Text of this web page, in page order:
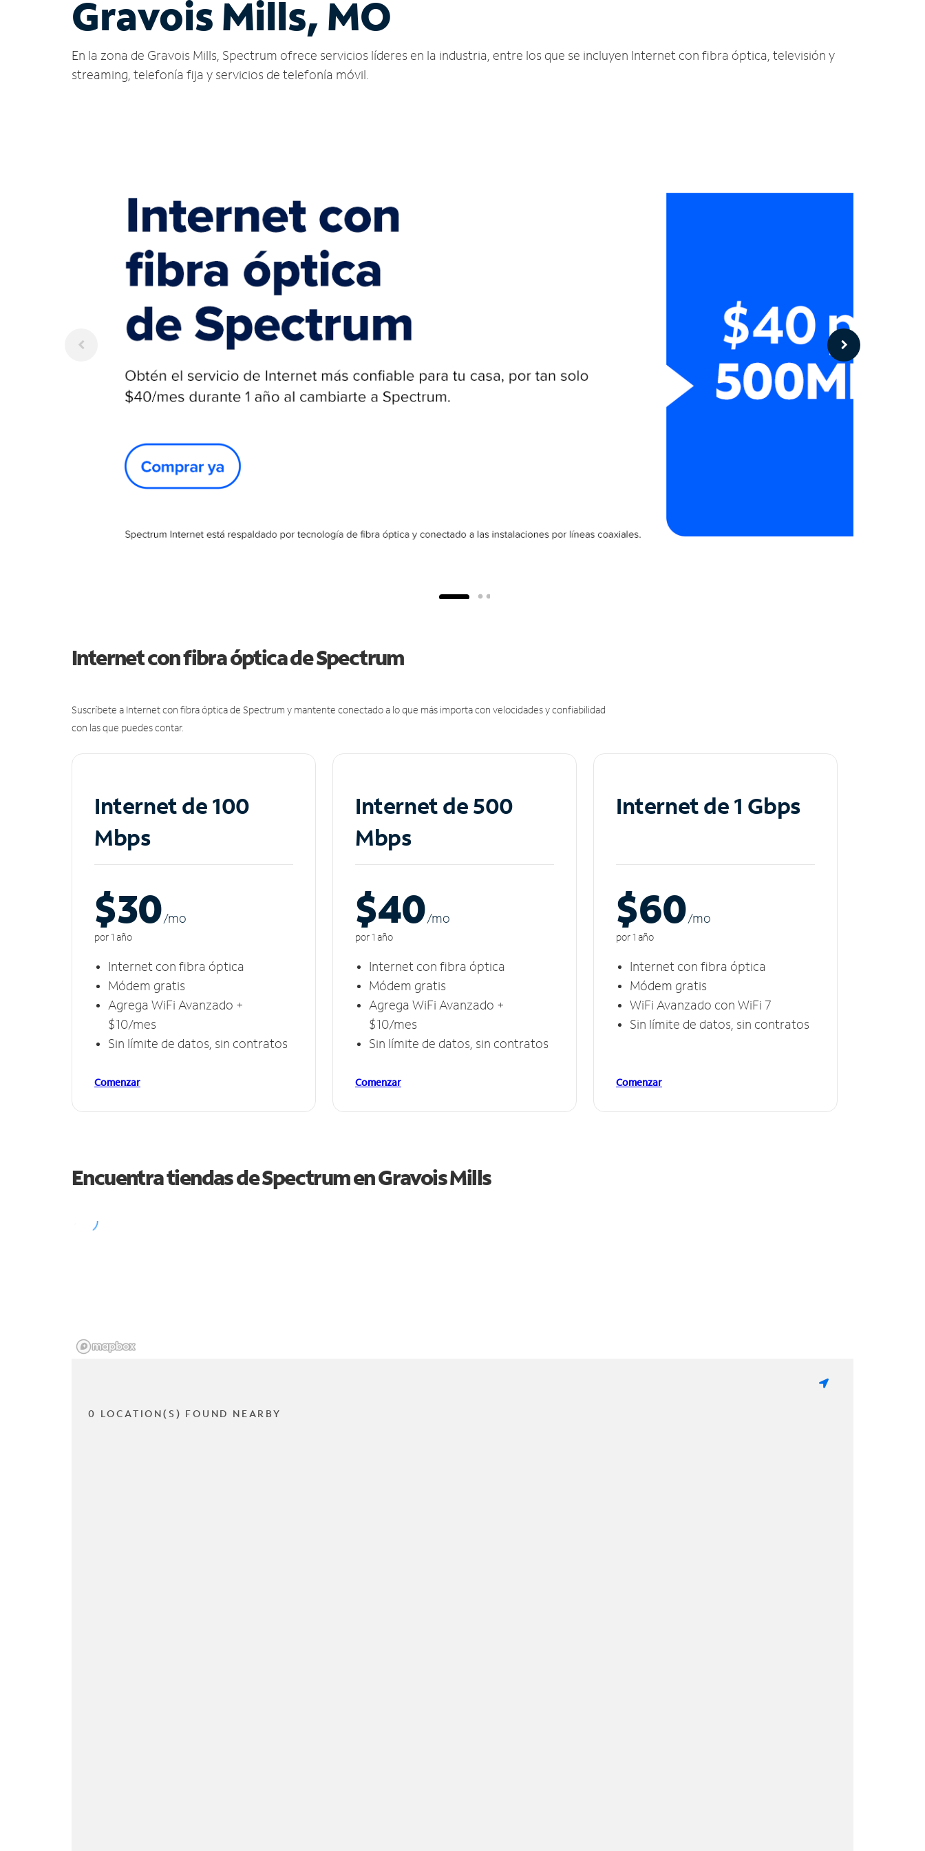
Gravois Mills, MO
En la zona de Gravois Mills, Spectrum ofrece servicios líderes en la industria, entre los que se incluyen Internet con fibra óptica, televisión y
streaming, telefonía fija y servicios de telefonía móvil.
Internet con fibra óptica de Spectrum
Suscríbete a Internet con fibra óptica de Spectrum y mantente conectado a lo que más importa con velocidades y confiabilidad
con las que puedes contar.
Internet de 100
Mbps
$30/mo
por 1 año
Internet con fibra óptica
Módem gratis
Agrega WiFi Avanzado +
$10/mes
Sin límite de datos, sin contratos
Comenzar
Internet de 500
Mbps
$40/mo
por 1 año
Internet con fibra óptica
Módem gratis
Agrega WiFi Avanzado +
$10/mes
Sin límite de datos, sin contratos
Comenzar
Internet de 1 Gbps
$60/mo
por 1 año
Internet con fibra óptica
Módem gratis
WiFi Avanzado con WiFi 7
Sin límite de datos, sin contratos
Comenzar
Encuentra tiendas de Spectrum enGravois Mills
0 LOCATION(S) FOUND NEARBY